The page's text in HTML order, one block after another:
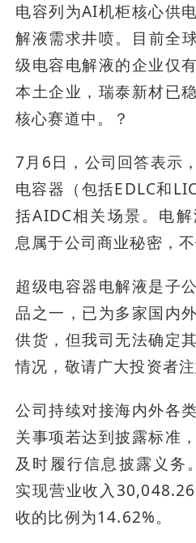
电容列为AI机柜核心供
解液需求井喷。目前全
级电容电解液的企业仅
本土企业，瑞泰新材已
核心赛道中。？
7月6日，公司回答表示
电容器（包括EDLC和
括AIDC相关场景。电
息属于公司商业秘密，不
超级电容器电解液是子
品之一，已为多家国内
供货，但我司无法确定
情况，敬请广大投资者注
公司持续对接海内外各
关事项若达到披露标准
及时履行信息披露义务
实现营业收入
收的比例为14.62%。